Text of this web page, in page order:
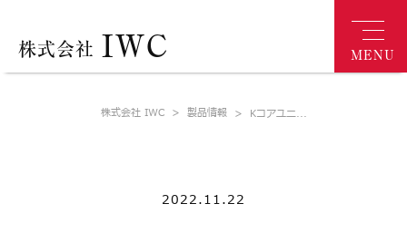
株式会社 IWC MENU
株式会社 IWC> 製品情報> Kコアユニ...
2022.11.22